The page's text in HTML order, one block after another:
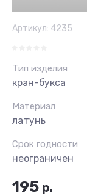
Артикул: 4235
Тип изделия
кран-букса
Материал
латунь
Срок годности
неограничен
195 р.